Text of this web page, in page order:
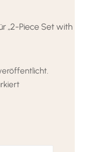
„2-Piece Set with